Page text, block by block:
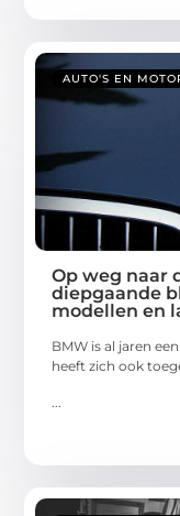
AUTO'S EN
Op weg naar
diepgaande
modellen en
BMW is al jaren
heeft zich ook